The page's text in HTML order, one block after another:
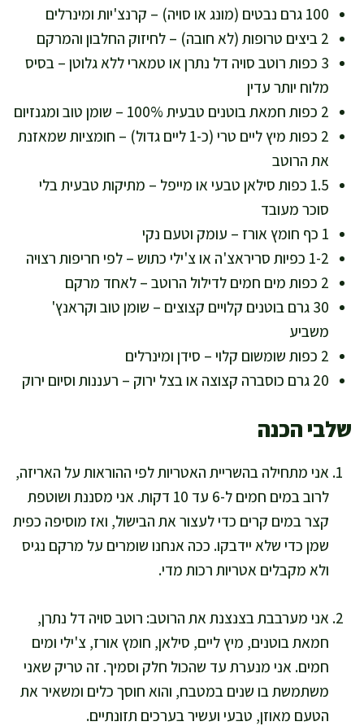
100 גרם נבטים (מונג או סויה) – קרנצ'יות ומינרלים
2 ביצים טרופות (לא חובה) – לחיזוק החלבון והמרקם
3 כפות רוטב סויה דל נתרן או טמארי ללא גלוטן – בסיס
מלוח יותר עדין
2 כפות חמאת בוטנים טבעית 100% – שומן טוב ומגנזיום
2 כפות מיץ ליים טרי (כ-1 ליים גדול) – חומציות שמאזנת
את הרוטב
1.5 כפות סילאן טבעי או מייפל – מתיקות טבעית בלי
סוכר מעובד
1 כף חומץ אורז – עומק וטעם נקי
1-2 כפיות סריראצ'ה או צ'ילי כתוש – לפי חריפות רצויה
2 כפות מים חמים לדילול הרוטב – לאחד מרקם
30 גרם בוטנים קלויים קצוצים – שומן טוב וקראנץ'
משביע
2 כפות שומשום קלוי – סידן ומינרלים
20 גרם כוסברה קצוצה או בצל ירוק – רעננות וסיום ירוק
שלבי הכנה
אני מתחילה בהשריית האטריות לפי ההוראות על האריזה,
לרוב במים חמים ל-6 עד 10 דקות. אני מסננת ושוטפת
קצר במים קרים כדי לעצור את הבישול, ואז מוסיפה כפית
שמן כדי שלא יידבקו. ככה אנחנו שומרים על מרקם נגיס
ולא מקבלים אטריות רכות מדי.
אני מערבבת בצנצנת את הרוטב: רוטב סויה דל נתרן,
חמאת בוטנים, מיץ ליים, סילאן, חומץ אורז, צ'ילי ומים
חמים. אני מנערת עד שהכול חלק וסמיך. זה טריק שאני
משתמשת בו שנים במטבח, והוא חוסך כלים ומשאיר את
הטעם מאוזן, טבעי ועשיר בערכים תזונתיים.